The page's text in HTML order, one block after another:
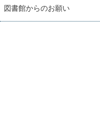
図書館からのお願い